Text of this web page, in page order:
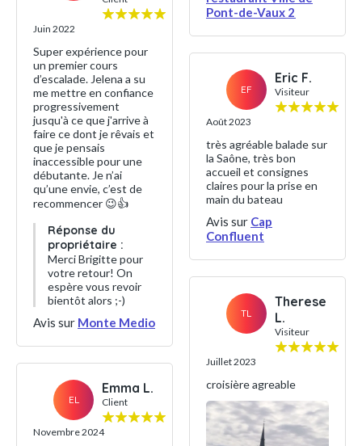
Juin 2022
Super expérience pour
un premier cours
d’escalade. Jelena a su
me mettre en confiance
progressivement
jusqu'à ce que j'arrive à
faire ce dont je rêvais et
que je pensais
inaccessible pour une
débutante. Je n’ai
qu’une envie, c’est de
recommencer 😉👍
Réponse du
propriétaire :
Merci Brigitte pour
votre retour! On
espère vous revoir
bientôt alors ;-)
Avis sur Monte Medio
EL
Emma L.
Client
Novembre 2024
Pont-de-Vaux 2
EF
Eric F.
Visiteur
Août 2023
très agréable balade sur
la Saône, très bon
accueil et consignes
claires pour la prise en
main du bateau
Avis sur Cap
Confluent
TL
Therese
L.
Visiteur
Juillet 2023
croisière agreable